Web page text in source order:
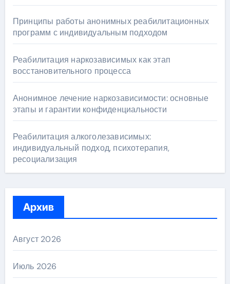
Принципы работы анонимных реабилитационных
программ с индивидуальным подходом
Реабилитация наркозависимых как этап
восстановительного процесса
Анонимное лечение наркозависимости: основные
этапы и гарантии конфиденциальности
Реабилитация алкоголезависимых:
индивидуальный подход, психотерапия,
ресоциализация
Архив
Август 2026
Июль 2026